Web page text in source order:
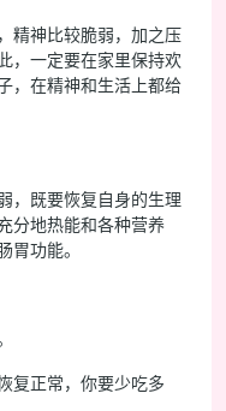
精神比较脆弱，加之压
，一定要在家里保持欢
，在精神和生活上都给
，既要恢复自身的生理
分地热能和各种营养
胃功能。
复正常，你要少吃多